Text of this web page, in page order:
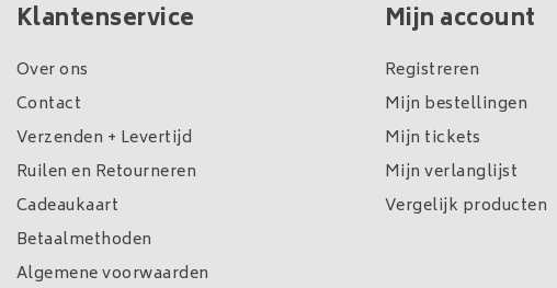
Klantenservice
Over ons
Contact
Verzenden + Levertijd
Ruilen en Retourneren
Cadeaukaart
Betaalmethoden
Algemene voorwaarden
Mijn account
Registreren
Mijn bestellingen
Mijn tickets
Mijn verlanglijst
Vergelijk producten